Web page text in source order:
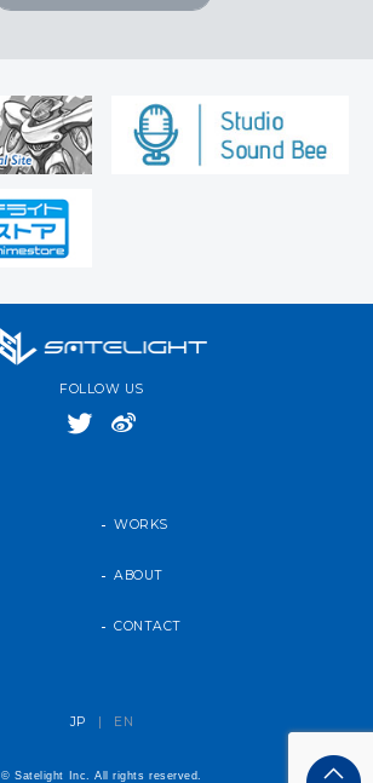
FOLLOW US
WORKS
ABOUT
CONTACT
JP | EN
© Satelight Inc. All rights reserved.